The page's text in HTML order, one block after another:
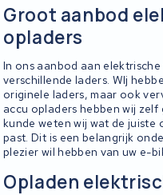
Groot aanbod
opladers
In ons aanbod aan
verschillende laders. WIj
originele laders, maar ook
accu opladers hebben wij
kunde weten wij wat de juiste
past. Dit is een belangrijk
plezier wil hebben van uw e-
Opladen